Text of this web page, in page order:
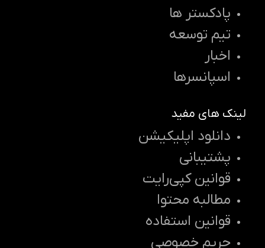
پادکستر ها
تیم توسعه
اخبار
اسپانسرها
لینک های مفید
دانلود اپلیکیشن
پشتیبانی
قوانین کپی‌رایت
مطالبه محتوا
قوانین استفاده
حریم خصوصی